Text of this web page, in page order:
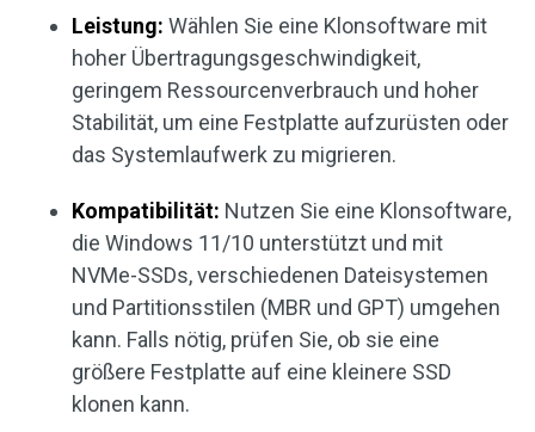
Leistung: Wählen Sie eine Klonsoftware mit
hoher Übertragungsgeschwindigkeit,
geringem Ressourcenverbrauch und hoher
Stabilität, um eine Festplatte aufzurüsten oder
das Systemlaufwerk zu migrieren.
Kompatibilität: Nutzen Sie eine Klonsoftware,
die Windows 11/10 unterstützt und mit
NVMe-SSDs, verschiedenen Dateisystemen
und Partitionsstilen (MBR und GPT) umgehen
kann. Falls nötig, prüfen Sie, ob sie eine
größere Festplatte auf eine kleinere SSD
klonen kann.